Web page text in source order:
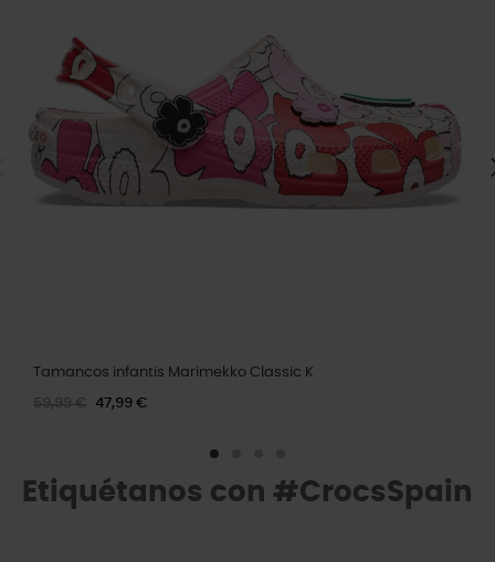
Tamancos infantis Marimekko Classic K
59,99 € 47,99 €
Etiquétanos con #CrocsSpain